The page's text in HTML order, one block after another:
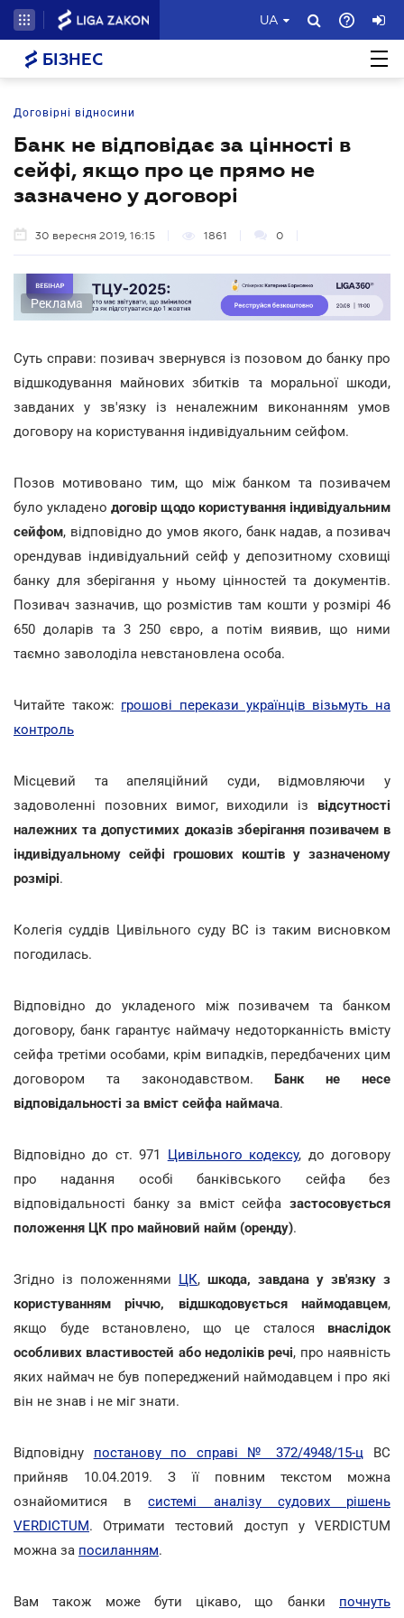
UA
БІЗНЕС
Договірні відносини
Банк не відповідає за цінності в
сейфі, якщо про це прямо не
зазначено у договорі
30 вересня 2019, 16:15 1861 0
Реклама
Суть справи: позивач звернувся із позовом до банку про
відшкодування майнових збитків та моральної шкоди,
завданих у зв'язку із неналежним виконанням умов
договору на користування індивідуальним сейфом.
Позов мотивовано тим, що між банком та позивачем
було укладено договір щодо користування індивідуальним
сейфом, відповідно до умов якого, банк надав, а позивач
орендував індивідуальний сейф у депозитному сховищі
банку для зберігання у ньому цінностей та документів.
Позивач зазначив, що розмістив там кошти у розмірі 46
650 доларів та 3 250 євро, а потім виявив, що ними
таємно заволоділа невстановлена особа.
Читайте також: грошові перекази українців візьмуть на
контроль
Місцевий та апеляційний суди, відмовляючи у
задоволенні позовних вимог, виходили із відсутності
належних та допустимих доказів зберігання позивачем в
індивідуальному сейфі грошових коштів у зазначеному
розмірі.
Колегія суддів Цивільного суду ВС із таким висновком
погодилась.
Відповідно до укладеного між позивачем та банком
договору, банк гарантує наймачу недоторканність вмісту
сейфа третіми особами, крім випадків, передбачених цим
договором та законодавством.Банк не несе
відповідальності за вміст сейфа наймача.
Відповідно до ст. 971 Цивільного кодексу, до договору
про надання особі банківського сейфа без
відповідальності банку за вміст сейфа застосовується
положення ЦК про майновий найм (оренду).
Згідно із положеннями ЦК, шкода, завдана у зв'язку з
користуванням річчю, відшкодовується наймодавцем,
якщо буде встановлено, що це сталося внаслідок
особливих властивостей або недоліків речі, про наявність
яких наймач не був попереджений наймодавцем і про які
він не знав і не міг знати.
Відповідну постанову по справі № 372/4948/15-ц ВС
прийняв 10.04.2019. З її повним текстом можна
ознайомитися всистемі аналізу судових рішень
VERDICTUM. Отримати тестовий доступ у VERDICTUM
можна за посиланням.
Вам також може бути цікаво, що банки почнуть